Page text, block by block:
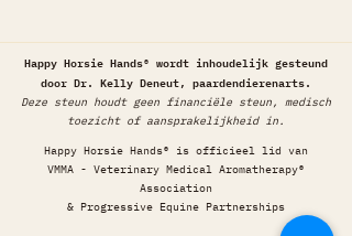
Happy Horsie Hands® wordt inhoudelijk gesteund
door Dr. Kelly Deneut, paardendierenarts.
Deze steun houdt geen financiële steun, medisch
toezicht of aansprakelijkheid in.
Happy Horsie Hands® is officieel lid van
VMMA - Veterinary Medical Aromatherapy®
Association
& Progressive Equine Partnerships